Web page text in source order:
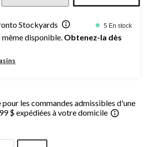
Stockyards 5 En stock
même disponible. Obtenez-la dès
les commandes admissibles d'une
$ expédiées à votre domicile